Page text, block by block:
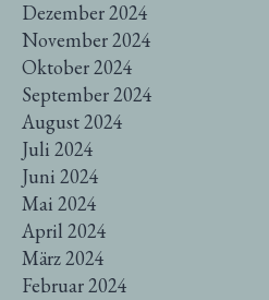
Dezember 2024
November 2024
Oktober 2024
September 2024
August 2024
Juli 2024
Juni 2024
Mai 2024
April 2024
März 2024
Februar 2024